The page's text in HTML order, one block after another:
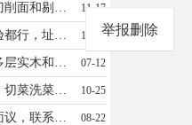
面房中工一名(名额有限) 要求会刀削面和剔尖面，会切配等一些基本刀法； 底薪6000-6500年假10天节假日有团队聚餐福利 地址太原市小店区平阳路西一巷【君子饭庄】 联系方式：穆师傅☎13453183326 11-17
招聘美容师，18到45岁，有无经验都行，址址富力城富安西路，玫莉蔻店，13934164794，谢谢 11-15
我需要做踢脚线的工人。材质是多层实木和木塑的。电话15364928433 07-12
小井峪附学校食堂招聘面案师傅，切菜洗菜。面案师傅一名，要求会做蛋糕，桃酥一类联系电话，13007046152 10-25
南畔村饭店招聘厨师一名，工资面议，联系电话18334673559 08-22
举报删除